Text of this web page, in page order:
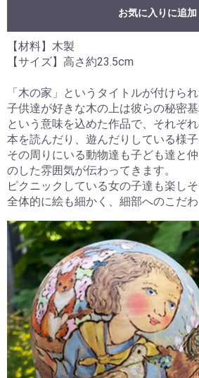
お気に入りに追加
【材料】木製
【サイズ】高さ約23.5cm
「木の家」というタイトルが付けられ
子供達が好きな木の上は彼らの秘密
という意味を込めた作品で、それぞ
本を読んだり、遊んだりしている様子
その周りにいる動物達も子ども達と
のした雰囲気が伝わってきます。
ピクニックしている女の子達も楽しそ
全体的に絵も細かく、細部へのこだ